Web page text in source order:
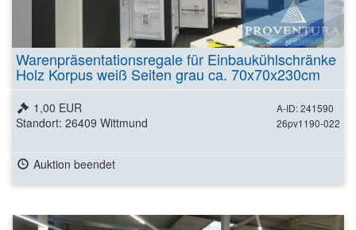
Warenpräsentationsregale für Einbaukühlschränke
Holz Korpus weiß Seiten grau ca. 70x70x230cm
(BxTxH) ca. 8 Stück diagonal verschraubt ohne
Inhalte
A-ID: 241590
26pv1190-022
1,00 EUR
Standort: 26409 Wittmund
Auktion beendet